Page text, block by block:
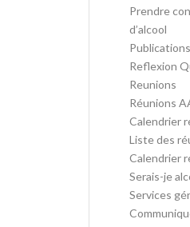
Prendre
d’alcool
Reflexion
Reunions
Réunions
Calendrier
Liste des
Calendrier
Serais-je
Services